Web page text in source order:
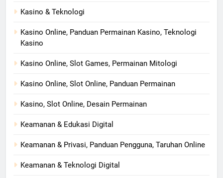
Kasino & Teknologi
Kasino Online, Panduan Permainan Kasino, Teknologi
Kasino
Kasino Online, Slot Games, Permainan Mitologi
Kasino Online, Slot Online, Panduan Permainan
Kasino, Slot Online, Desain Permainan
Keamanan & Edukasi Digital
Keamanan & Privasi, Panduan Pengguna, Taruhan Online
Keamanan & Teknologi Digital